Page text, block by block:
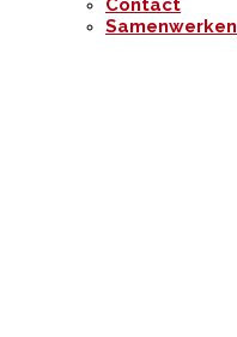
Contact
Samenwerken